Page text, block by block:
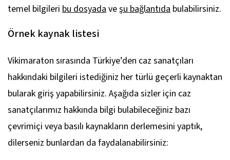
temel bilgileri bu dosyadaveşu bağlantıda bulabilirsiniz.
Örnek kaynak listesi
Vikimaraton sırasında Türkiye’den caz sanatçıları
hakkındaki bilgileri istediğiniz her türlü geçerli kaynaktan
bularak giriş yapabilirsiniz. Aşağıda sizler için caz
sanatçılarımız hakkında bilgi bulabileceğiniz bazı
çevrimiçi veya basılı kaynakların derlemesini yaptık,
dilerseniz bunlardan da faydalanabilirsiniz: